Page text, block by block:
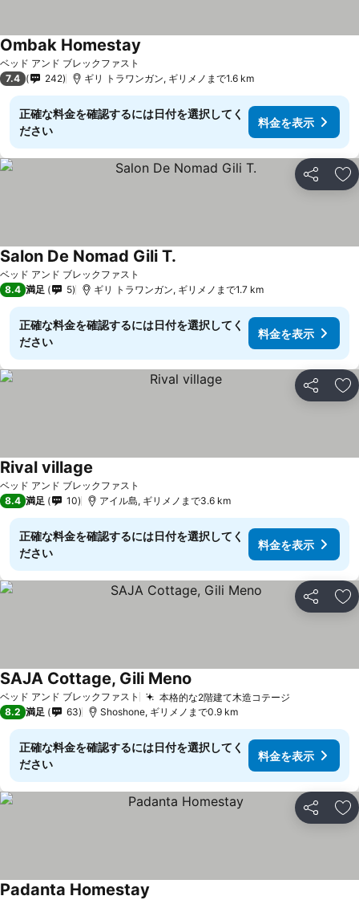
ベッド アンド ブレックファスト
Ombak Homestay
7.4 242 ギリ トラワンガン, ギリメノまで1.6 km
正確な料金を確認するには日付を選択してく
ださい
料金を表示
シェア お
ベッド アンド ブレックファスト
Salon De Nomad Gili T.
8.4 満足 5 ギリ トラワンガン, ギリメノまで1.7 km
正確な料金を確認するには日付を選択してく
ださい
料金を表示
シェア お
ベッド アンド ブレックファスト
Rival village
8.4 満足 10 アイル島, ギリメノまで3.6 km
正確な料金を確認するには日付を選択してく
ださい
料金を表示
シェア お
ベッド アンド ブレックファスト 本格的な2階建て木造コテージ
SAJA Cottage, Gili Meno
8.2 満足 63 Shoshone, ギリメノまで0.9 km
正確な料金を確認するには日付を選択してく
ださい
料金を表示
シェア お
Padanta Homestay